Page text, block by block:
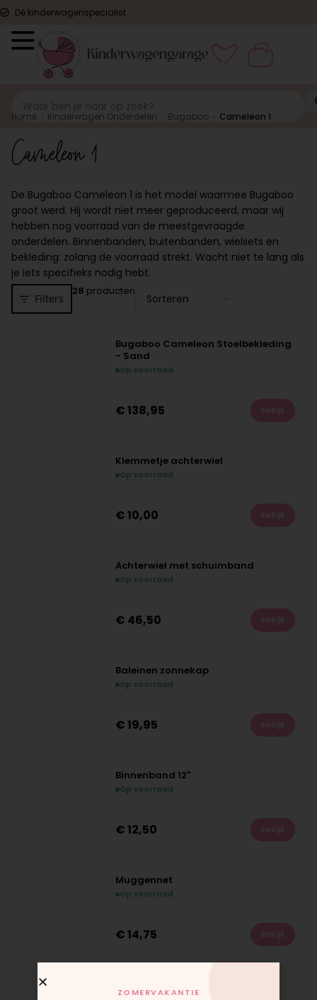
Dé kinderwagenspecialist
Home Kinderwagen Onderdelen Bugaboo Cameleon 1
Cameleon 1
De Bugaboo Cameleon 1 is het model waarmee Bugaboo
groot werd. Hij wordt niet meer geproduceerd, maar wij
hebben nog voorraad van de meestgevraagde
onderdelen. Binnenbanden, buitenbanden, wielsets en
bekleding: zolang de voorraad strekt. Wacht niet te lang als
je iets specifieks nodig hebt.
Filters
28 producten
Bugaboo Cameleon Stoelbekleding
- Sand
Op voorraad
€138,95
Klemmetje achterwiel
Op voorraad
€10,00
Achterwiel met schuimband
Op voorraad
€ 46,50
Baleinen zonnekap
Op voorraad
€19,95
Binnenband 12"
Op voorraad
€12,50
Muggennet
Op voorraad
€14,75
ZOMERVAKANTIE